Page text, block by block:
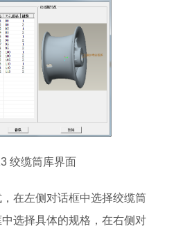
绞缆筒库界面
在左侧对话框中选择绞缆筒
选择具体的规格，在右侧对